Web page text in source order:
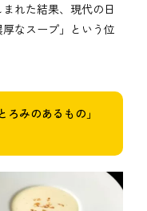
れた結果、現代の日
なスープ」という位
みのあるもの」